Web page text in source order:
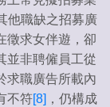
他職缺之招募廣
徵求女伴遊，卻
並非聘僱員工從
求職廣告所載內
不符[8] ，仍構成